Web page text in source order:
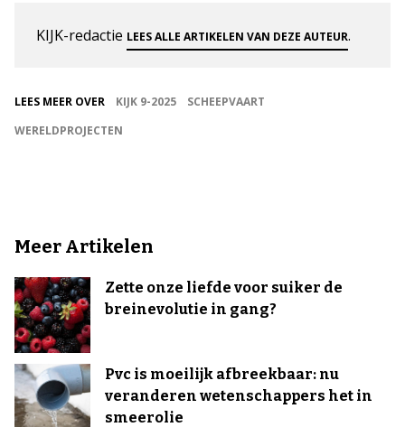
KIJK-redactie LEES ALLE ARTIKELEN VAN DEZE AUTEUR.
LEES MEER OVER KIJK 9-2025
SCHEEPVAART
WERELDPROJECTEN
Meer Artikelen
Zette onze liefde voor suiker de
breinevolutie in gang?
Pvc is moeilijk afbreekbaar: nu
veranderen wetenschappers het in
smeerolie